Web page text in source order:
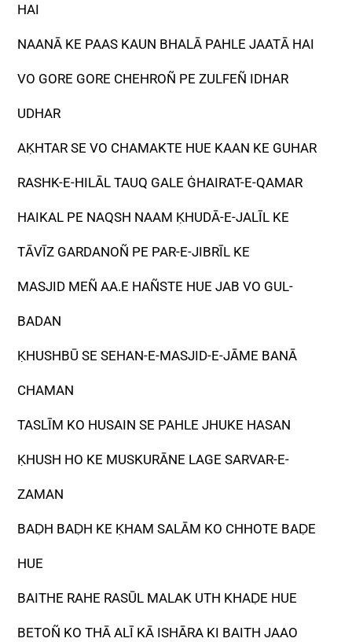
HAI
NAANĀ KE PAAS KAUN BHALĀ PAHLE JAATĀ HAI
VO GORE GORE CHEHROÑ PE ZULFEÑ IDHAR
UDHAR
AḲHTAR SE VO CHAMAKTE HUE KAAN KE GUHAR
RASHK-E-HILĀL TAUQ GALE ĠHAIRAT-E-QAMAR
HAIKAL PE NAQSH NAAM ḲHUDĀ-E-JALĪL KE
TĀVĪZ GARDANOÑ PE PAR-E-JIBRĪL KE
MASJID MEÑ AA.E HAÑSTE HUE JAB VO GUL-
BADAN
ḲHUSHBŪ SE SEHAN-E-MASJID-E-JĀME BANĀ
CHAMAN
TASLĪM KO HUSAIN SE PAHLE JHUKE HASAN
ḲHUSH HO KE MUSKURĀNE LAGE SARVAR-E-
ZAMAN
BAḌH BAḌH KE ḲHAM SALĀM KO CHHOTE BAḌE
HUE
BAITHE RAHE RASŪL MALAK UTH KHAḌE HUE
BETOÑ KO THĀ ALĪ KĀ ISHĀRA KI BAITH JAAO